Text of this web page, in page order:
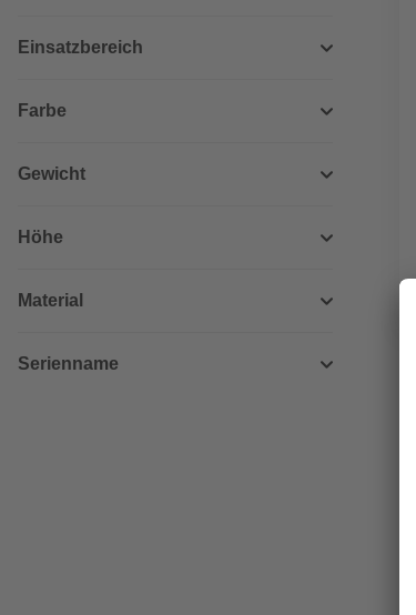
Einsatzbereich
Farbe
Gewicht
Höhe
Material
Serienname